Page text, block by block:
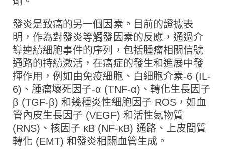
發炎是致癌的另一個因素。目前的證據表
明，作為對發炎等觸發因素的反應，通過介
導連續細胞事件的序列，包括腫瘤相關信號
通路的持續激活，在癌症的發生和進展中發
揮作用，例如由免疫細胞、白細胞介素-6 (IL-
6)、腫瘤壞死因子-α (TNF-α)、轉化生長因子
β (TGF-β) 和幾種炎性細胞因子 ROS，如血
管內皮生長因子 (VEGF) 和活性氮物質
(RNS)、核因子 κB (NF-κB) 通路、上皮間質
轉化 (EMT) 和發炎相關血管生成。